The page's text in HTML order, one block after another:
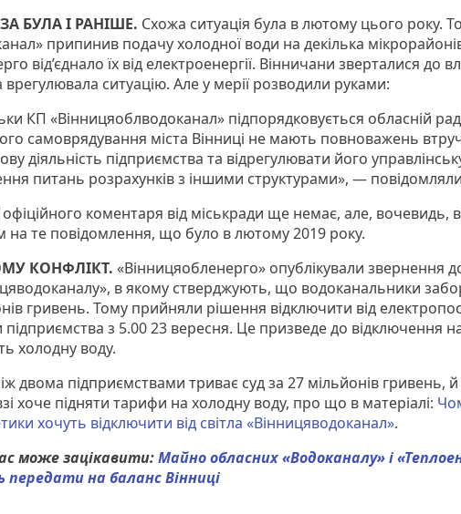
БУЛА І РАНІШЕ. Схожа ситуація була в лютому цього року.
припинив подачу холодної води на декілька
від’єднало їх від електроенергії. Вінничани зверталися до
ситуацію. Але у мерії розводили руками:
КП «Вінницяоблводоканал» підпорядковується обласній
самоврядування міста Вінниці не мають повноважень
діяльність підприємства та відрегулювати його
питань розрахунків з іншими структурами», — повідомляли
офіційного коментаря від міськради ще немає, але, вочевидь,
на те повідомлення, що було в лютому 2019 року.
КОНФЛІКТ.«Вінницяобленерго» опублікували звернення
в якому стверджують, що водоканальники
гривень. Тому прийняли рішення відключити від
підприємства з 5.00 23 вересня. Це призведе до відключення
холодну воду.
двома підприємствами триває суд за 27 мільйонів гривень,
хоче підняти тарифи на холодну воду, про що в матеріалі:
хочуть відключити від світла «Вінницяводоканал».
може зацікавити:Майно обласних «Водоканалу» і
передати на баланс Вінниці